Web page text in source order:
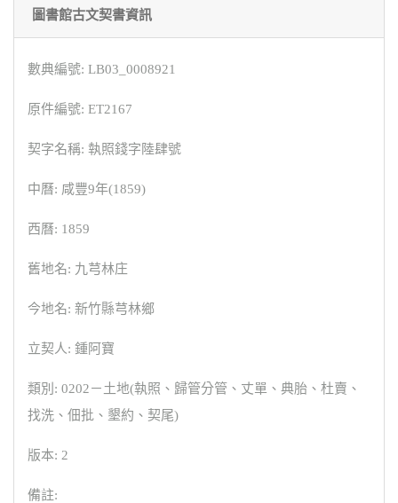
圖書館古文契書資訊
數典編號: LB03_0008921
原件編號: ET2167
契字名稱: 執照錢字陸肆號
中曆: 咸豐9年(1859)
西曆: 1859
舊地名: 九芎林庄
今地名: 新竹縣芎林鄉
立契人: 鍾阿寶
類別: 0202－土地(執照、歸管分管、丈單、典胎、杜賣、
找洗、佃批、墾約、契尾)
版本: 2
備註: